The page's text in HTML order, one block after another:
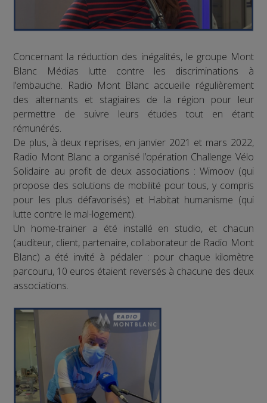
Concernant la réduction des inégalités, le groupe Mont
Blanc Médias lutte contre les discriminations à
l’embauche. Radio Mont Blanc accueille régulièrement
des alternants et stagiaires de la région pour leur
permettre de suivre leurs études tout en étant
rémunérés.
De plus, à deux reprises, en janvier 2021 et mars 2022,
Radio Mont Blanc a organisé l’opération Challenge Vélo
Solidaire au profit de deux associations : Wimoov (qui
propose des solutions de mobilité pour tous, y compris
pour les plus défavorisés) et Habitat humanisme (qui
lutte contre le mal-logement).
Un home-trainer a été installé en studio, et chacun
(auditeur, client, partenaire, collaborateur de Radio Mont
Blanc) a été invité à pédaler : pour chaque kilomètre
parcouru, 10 euros étaient reversés à chacune des deux
associations.